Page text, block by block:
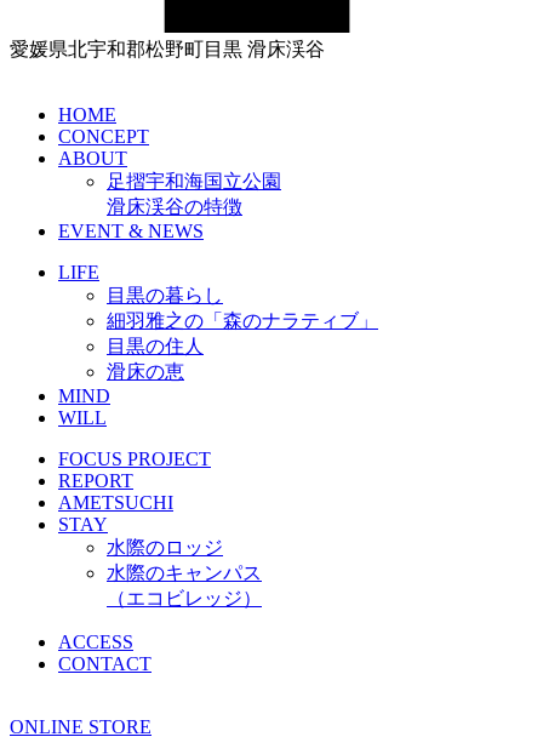
愛媛県北宇和郡松野町目黒 滑床渓谷
HOME
CONCEPT
ABOUT
足摺宇和海国立公園
滑床渓谷の特徴
EVENT & NEWS
LIFE
目黒の暮らし
細羽雅之の「森のナラティブ」
目黒の住人
滑床の恵
MIND
WILL
FOCUS PROJECT
REPORT
AMETSUCHI
STAY
水際のロッジ
水際のキャンパス
（エコビレッジ）
ACCESS
CONTACT
ONLINE STORE